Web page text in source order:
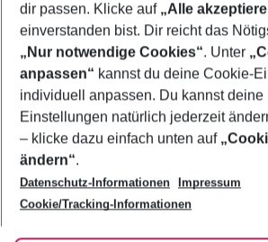
Footer
Footer navigation
Über uns
AGB
Bestpreisgarantie
Cookie-Einstellungen ändern
Cookie-Richtlinie
Agenturbetreuung
Barrierefreies Reisen
Folge uns
dir passen. Klicke auf „Alle
einverstanden bist. Dir reicht das
„Nur notwendige Cookies“. Unter
anpassen“ kannst du deine Cookie-
individuell anpassen. Du kannst deine
Einstellungen natürlich jederzeit
– klicke dazu einfach unten auf
ändern“.
Datenschutz-Informationen
Impressum
Cookie/Tracking-Informationen